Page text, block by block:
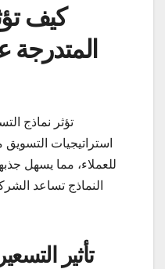
كيف
المتدرجة
تؤثر نماذج
استراتيجيات
للعملاء، مما يسهل
النماذج تساعد
تأثير